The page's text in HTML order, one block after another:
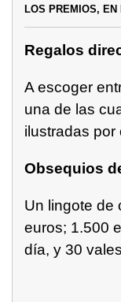
LOS PREMIOS, EN
Regalos
A escoger
una de las
ilustradas por
Obsequios
Un lingote de
euros; 1.500
día, y 30